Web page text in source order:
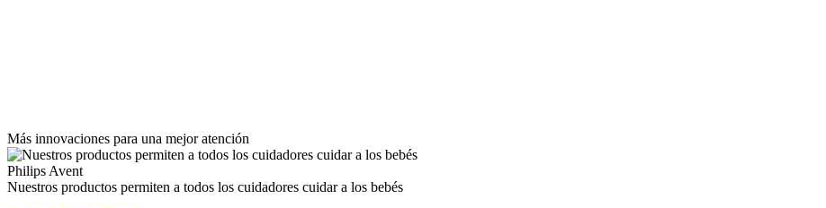
Más innovaciones para una mejor atención
Philips Avent
Nuestros productos permiten a todos los cuidadores cuidar a los bebés